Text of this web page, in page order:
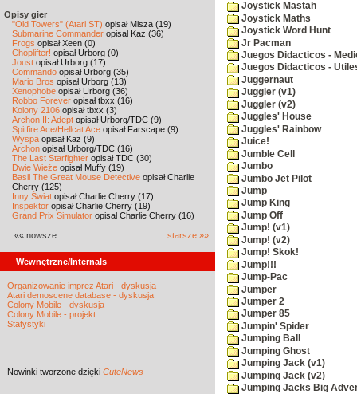
Opisy gier
"Old Towers" (Atari ST) opisał Misza (19)
Submarine Commander opisał Kaz (36)
Frogs opisał Xeen (0)
Choplifter! opisał Urborg (0)
Joust opisał Urborg (17)
Commando opisał Urborg (35)
Mario Bros opisał Urborg (13)
Xenophobe opisał Urborg (36)
Robbo Forever opisał tbxx (16)
Kolony 2106 opisał tbxx (3)
Archon II: Adept opisał Urborg/TDC (9)
Spitfire Ace/Hellcat Ace opisał Farscape (9)
Wyspa opisał Kaz (9)
Archon opisał Urborg/TDC (16)
The Last Starfighter opisał TDC (30)
Dwie Wieże opisał Muffy (19)
Basil The Great Mouse Detective opisał Charlie
Cherry (125)
Inny Świat opisał Charlie Cherry (17)
Inspektor opisał Charlie Cherry (19)
Grand Prix Simulator opisał Charlie Cherry (16)
«« nowsze starsze »»
Wewnętrzne/Internals
Organizowanie imprez Atari - dyskusja
Atari demoscene database - dyskusja
Colony Mobile - dyskusja
Colony Mobile - projekt
Statystyki
Nowinki tworzone dzięki CuteNews
Joystick Mastah
Joystick Maths
Joystick Word Hunt
Jr Pacman
Juegos Didacticos -
Juegos Didacticos -
Juggernaut
Juggler (v1)
Juggler (v2)
Juggles' House
Juggles' Rainbow
Juice!
Jumble Cell
Jumbo
Jumbo Jet Pilot
Jump
Jump King
Jump Off
Jump! (v1)
Jump! (v2)
Jump! Skok!
Jump!!!
Jump-Pac
Jumper
Jumper 2
Jumper 85
Jumpin' Spider
Jumping Ball
Jumping Ghost
Jumping Jack (v1)
Jumping Jack (v2)
Jumping Jacks Big